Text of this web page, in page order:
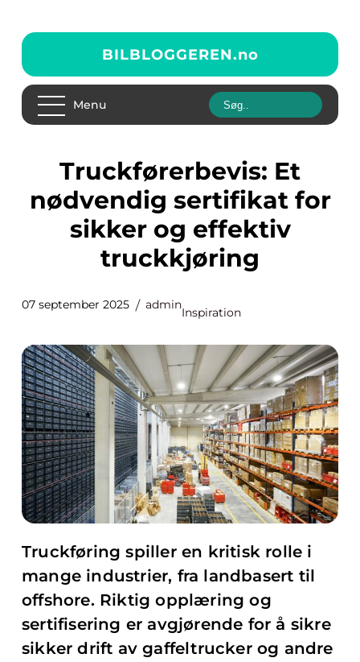
BILBLOGGEREN.no
Menu
Truckførerbevis: Et
nødvendig sertifikat for
sikker og effektiv
truckkjøring
07 september 2025 admin
Inspiration
Truckføring spiller en kritisk rolle i
mange industrier, fra landbasert til
offshore. Riktig opplæring og
sertifisering er avgjørende for å sikre
sikker drift av gaffeltrucker og andre